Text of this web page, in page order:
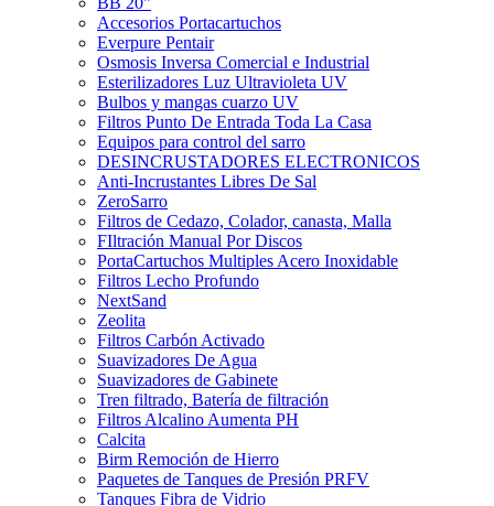
Accesorios Portacartuchos
Everpure Pentair
Osmosis Inversa Comercial e Industrial
Esterilizadores Luz Ultravioleta UV
Bulbos y mangas cuarzo UV
Filtros Punto De Entrada Toda La Casa
Equipos para control del sarro
DESINCRUSTADORES ELECTRONICOS
Anti-Incrustantes Libres De Sal
ZeroSarro
Filtros de Cedazo, Colador, canasta, Malla
FIltración Manual Por Discos
PortaCartuchos Multiples Acero Inoxidable
Filtros Lecho Profundo
NextSand
Zeolita
Filtros Carbón Activado
Suavizadores De Agua
Suavizadores de Gabinete
Tren filtrado, Batería de filtración
Filtros Alcalino Aumenta PH
Calcita
Birm Remoción de Hierro
Paquetes de Tanques de Presión PRFV
Tanques Fibra de Vidrio